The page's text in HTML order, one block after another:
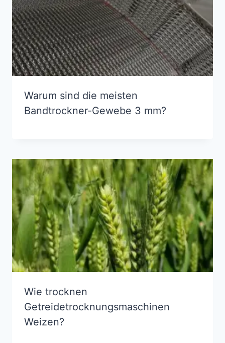
Warum sind die meisten
Bandtrockner-Gewebe 3 mm?
Wie trocknen
Getreidetrocknungsmaschinen
Weizen?